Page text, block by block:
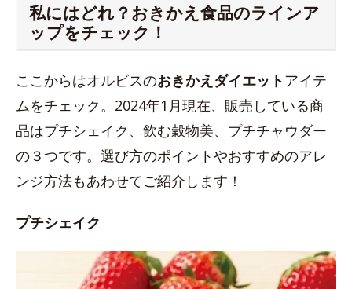
私にはどれ？おきかえ食品のラインア
ップをチェック！
ここからはオルビスのおきかえダイエットアイテ
ムをチェック。2024年1月現在、販売している商
品はプチシェイク、飲む穀物美、プチチャウダー
の３つです。選び方のポイントやおすすめのアレ
ンジ方法もあわせてご紹介します！
プチシェイク